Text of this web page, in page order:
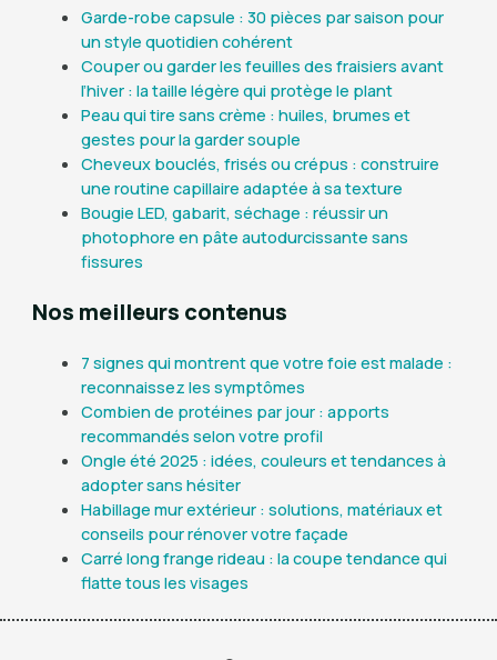
Garde-robe capsule : 30 pièces par saison pour
un style quotidien cohérent
Couper ou garder les feuilles des fraisiers avant
l’hiver : la taille légère qui protège le plant
Peau qui tire sans crème : huiles, brumes et
gestes pour la garder souple
Cheveux bouclés, frisés ou crépus : construire
une routine capillaire adaptée à sa texture
Bougie LED, gabarit, séchage : réussir un
photophore en pâte autodurcissante sans
fissures
Nos meilleurs contenus
7 signes qui montrent que votre foie est malade :
reconnaissez les symptômes
Combien de protéines par jour : apports
recommandés selon votre profil
Ongle été 2025 : idées, couleurs et tendances à
adopter sans hésiter
Habillage mur extérieur : solutions, matériaux et
conseils pour rénover votre façade
Carré long frange rideau : la coupe tendance qui
flatte tous les visages